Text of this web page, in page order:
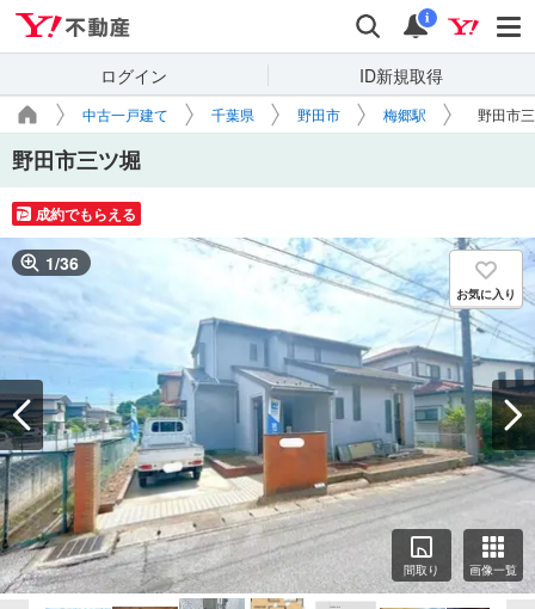
検索 通知
i
ログイン ID新規取得
中古一戸建て 千葉県 野田市 梅郷駅 野田市
野田市三ツ堀
成約でもらえる
1/36
お気に入り
間取り 画像一覧